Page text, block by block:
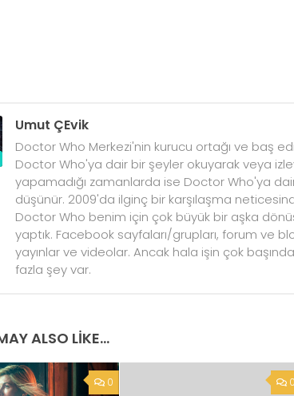
Umut ÇEvik
Doctor Who Merkezi'nin kurucu ortağı ve baş
Doctor Who'ya dair bir şeyler okuyarak veya
yapamadığı zamanlarda ise Doctor Who'ya
düşünür. 2009'da ilginç bir karşılaşma
Doctor Who benim için çok büyük bir aşka
yaptık. Facebook sayfaları/grupları, forum ve
yayınlar ve videolar. Ancak hala işin çok
fazla şey var.
ALSO LIKE...
0 0